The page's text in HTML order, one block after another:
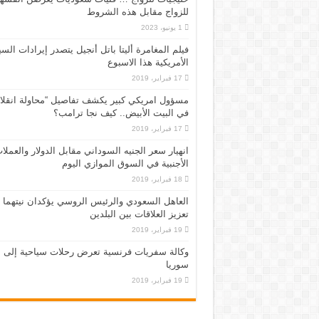
للزواج مقابل هذه الشروط
1 يونيو، 2023
فيلم المغامرة أليتا‭ ‬باتل أنجيل يتصدر إيرادات
الأمريكية هذا الاسبوع
17 فبراير، 2019
مسؤول امريكي كبير يكشف تفاصيل “محاولة
في البيت الأبيض.. كيف نجا ترامب؟
17 فبراير، 2019
انهيار سعر الجنيه السوداني مقابل الدولار
الأجنبية في السوق الموازي اليوم
18 فبراير، 2019
العاهل السعودي والرئيس الروسي يؤكدان نيتهما
تعزيز العلاقات بين البلدين
19 فبراير، 2019
وكالة سفريات فرنسية تعرض رحلات سياحية إلى
سوريا
19 فبراير، 2019